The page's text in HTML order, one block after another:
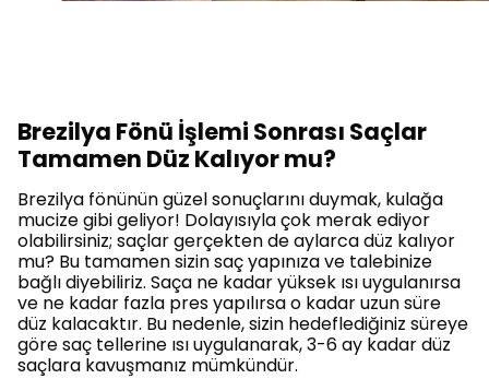
Brezilya Fönü İşlemi Sonrası Saçlar
Tamamen Düz Kalıyor mu?
Brezilya fönünün güzel sonuçlarını duymak, kulağa
mucize gibi geliyor! Dolayısıyla çok merak ediyor
olabilirsiniz; saçlar gerçekten de aylarca düz kalıyor
mu? Bu tamamen sizin saç yapınıza ve talebinize
bağlı diyebiliriz. Saça ne kadar yüksek ısı uygulanırsa
ve ne kadar fazla pres yapılırsa o kadar uzun süre
düz kalacaktır. Bu nedenle, sizin hedeflediğiniz süreye
göre saç tellerine ısı uygulanarak, 3-6 ay kadar düz
saçlara kavuşmanız mümkündür.